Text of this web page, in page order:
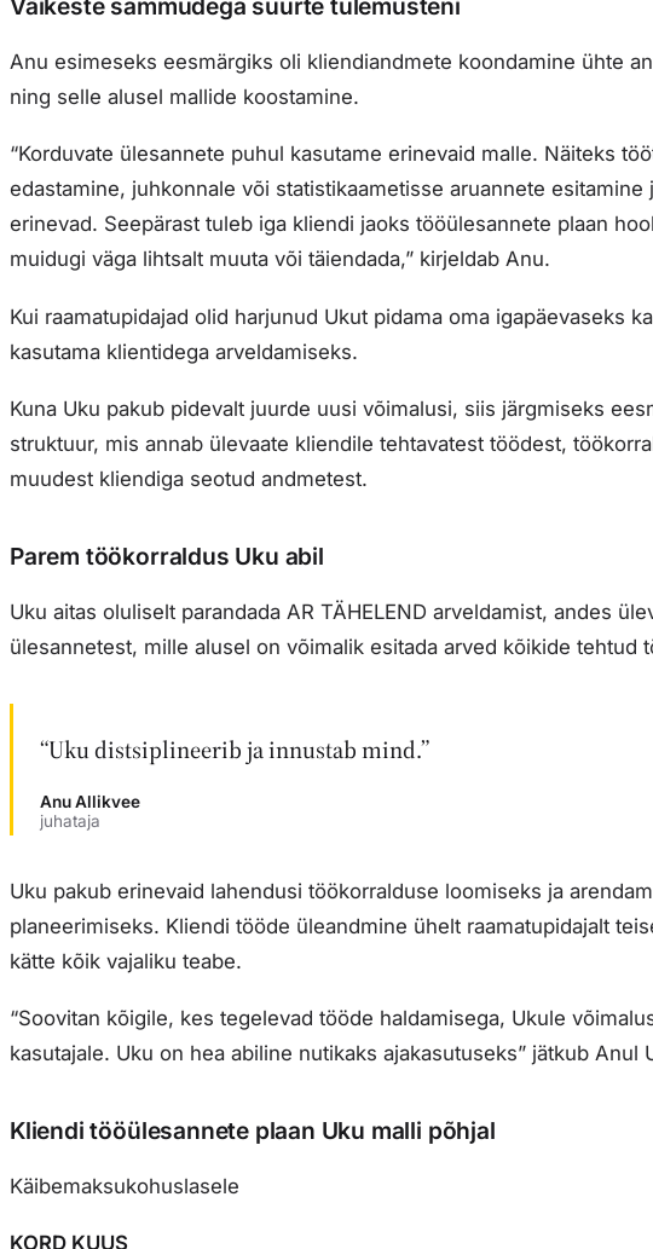
Anu esimeseks eesmärgiks oli kliendiandmete koondamine ühte
ning selle alusel mallide koostamine.
“Korduvate ülesannete puhul kasutame erinevaid malle. Näiteks
edastamine, juhkonnale või statistikaametisse aruannete
erinevad. Seepärast tuleb iga kliendi jaoks tööülesannete plaan
muidugi väga lihtsalt muuta või täiendada,” kirjeldab Anu.
Kui raamatupidajad olid harjunud Ukut pidama oma igapäevaseks
kasutama klientidega arveldamiseks.
Kuna Uku pakub pidevalt juurde uusi võimalusi, siis järgmiseks
struktuur, mis annab ülevaate kliendile tehtavatest töödest,
muudest kliendiga seotud andmetest.
Parem töökorraldus Uku abil
Uku aitas oluliselt parandada AR TÄHELEND arveldamist, andes
ülesannetest, mille alusel on võimalik esitada arved kõikide tehtud
“Uku distsiplineerib ja innustab mind.”
Anu Allikvee
juhataja
Uku pakub erinevaid lahendusi töökorralduse loomiseks ja
planeerimiseks. Kliendi tööde üleandmine ühelt raamatupidajalt
kätte kõik vajaliku teabe.
“Soovitan kõigile, kes tegelevad tööde haldamisega, Ukule
kasutajale. Uku on hea abiline nutikaks ajakasutuseks” jätkub Anul
Kliendi tööülesannete plaan Uku malli põhjal
Käibemaksukohuslasele
KORD KUUS